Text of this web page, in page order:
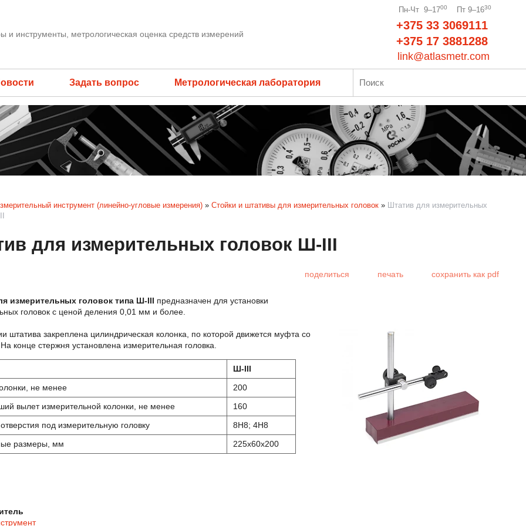
и инструменты, метрологическая оценка средств измерений
Пн-Чт 9–1700 Пт 9–1630
+375 33 3069111
+375 17 3881288
link@atlasmetr.com
Задать вопрос Метрологическая лаборатория
инструмент (линейно-угловые измерения) » Стойки и штативы для измерительных головок » Штатив для измерительных
для измерительных головок Ш-III
поделиться печать сохранить как pdf
измерительных головок типа Ш-III предназначен для установки
головок с ценой деления 0,01 мм и более.
штатива закреплена цилиндрическая колонка, по которой движется муфта со
конце стержня установлена измерительная головка.
Ш-III
не менее
200
вылет измерительной колонки, не менее
160
под измерительную головку
8H8; 4H8
размеры, мм
225x60x200